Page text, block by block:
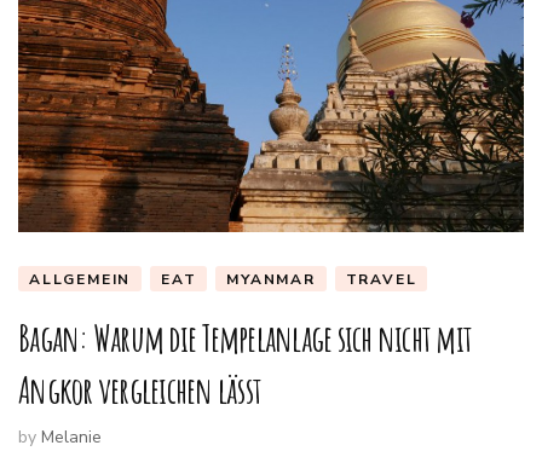
ALLGEMEIN EAT MYANMAR TRAVEL
Bagan: Warum die Tempelanlage sich nicht mit
Angkor vergleichen lässt
by Melanie